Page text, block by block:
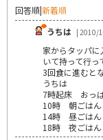
回答順|新着順
うちは | 2010/
家からタッパ
いて持って行
3回食に進むと
うちは
7時起床 おっ
10時 朝ごはん
14時 昼ごはん
18時 夜ごはん